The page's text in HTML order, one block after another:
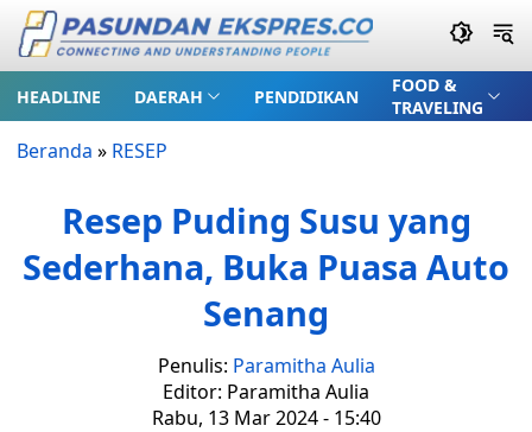
HEADLINE DAERAH PENDIDIKAN
FOOD &
TRAVELING
Beranda » RESEP
Resep Puding Susu yang
Sederhana, Buka Puasa Auto
Senang
Penulis: Paramitha Aulia
Editor: Paramitha Aulia
Rabu, 13 Mar 2024 - 15:40